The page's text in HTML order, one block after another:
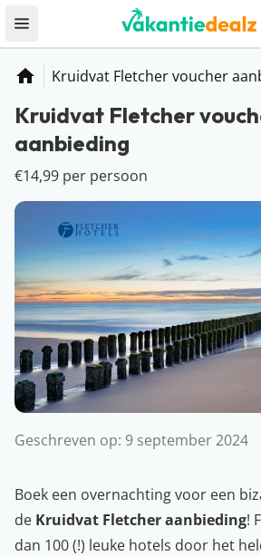
Open menu
Home
Kruidvat Fletcher voucher
Kruidvat Fletcher
aanbieding
€14,99 per persoon
Geschreven op: 9 september 2024
Boek een overnachting voor een
de Kruidvat Fletcher aanbieding!
dan 100 (!) leuke hotels door het